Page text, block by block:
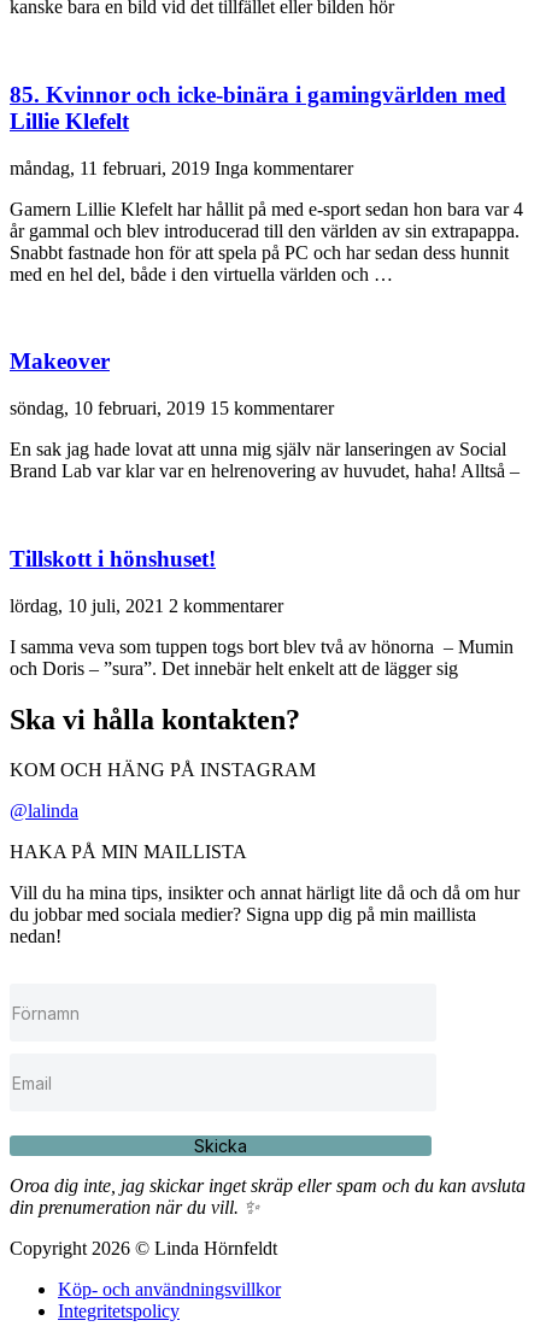
kanske bara en bild vid det tillfället eller bilden hör
85. Kvinnor och icke-binära i gamingvärlden med
Lillie Klefelt
måndag, 11 februari, 2019 Inga kommentarer
Gamern Lillie Klefelt har hållit på med e-sport sedan hon bara var 4
år gammal och blev introducerad till den världen av sin extrapappa.
Snabbt fastnade hon för att spela på PC och har sedan dess hunnit
med en hel del, både i den virtuella världen och …
Makeover
söndag, 10 februari, 2019 15 kommentarer
En sak jag hade lovat att unna mig själv när lanseringen av Social
Brand Lab var klar var en helrenovering av huvudet, haha! Alltså –
Tillskott i hönshuset!
lördag, 10 juli, 2021 2 kommentarer
I samma veva som tuppen togs bort blev två av hönorna – Mumin
och Doris – ”sura”. Det innebär helt enkelt att de lägger sig
Ska vi hålla kontakten?
KOM OCH HÄNG PÅ INSTAGRAM
@lalinda
HAKA PÅ MIN MAILLISTA
Vill du ha mina tips, insikter och annat härligt lite då och då om hur
du jobbar med sociala medier? Signa upp dig på min maillista
nedan!
Skicka
Oroa dig inte, jag skickar inget skräp eller spam och du kan avsluta
din prenumeration när du vill. ✨
Copyright 2026 © Linda Hörnfeldt
Köp- och användningsvillkor
Integritetspolicy